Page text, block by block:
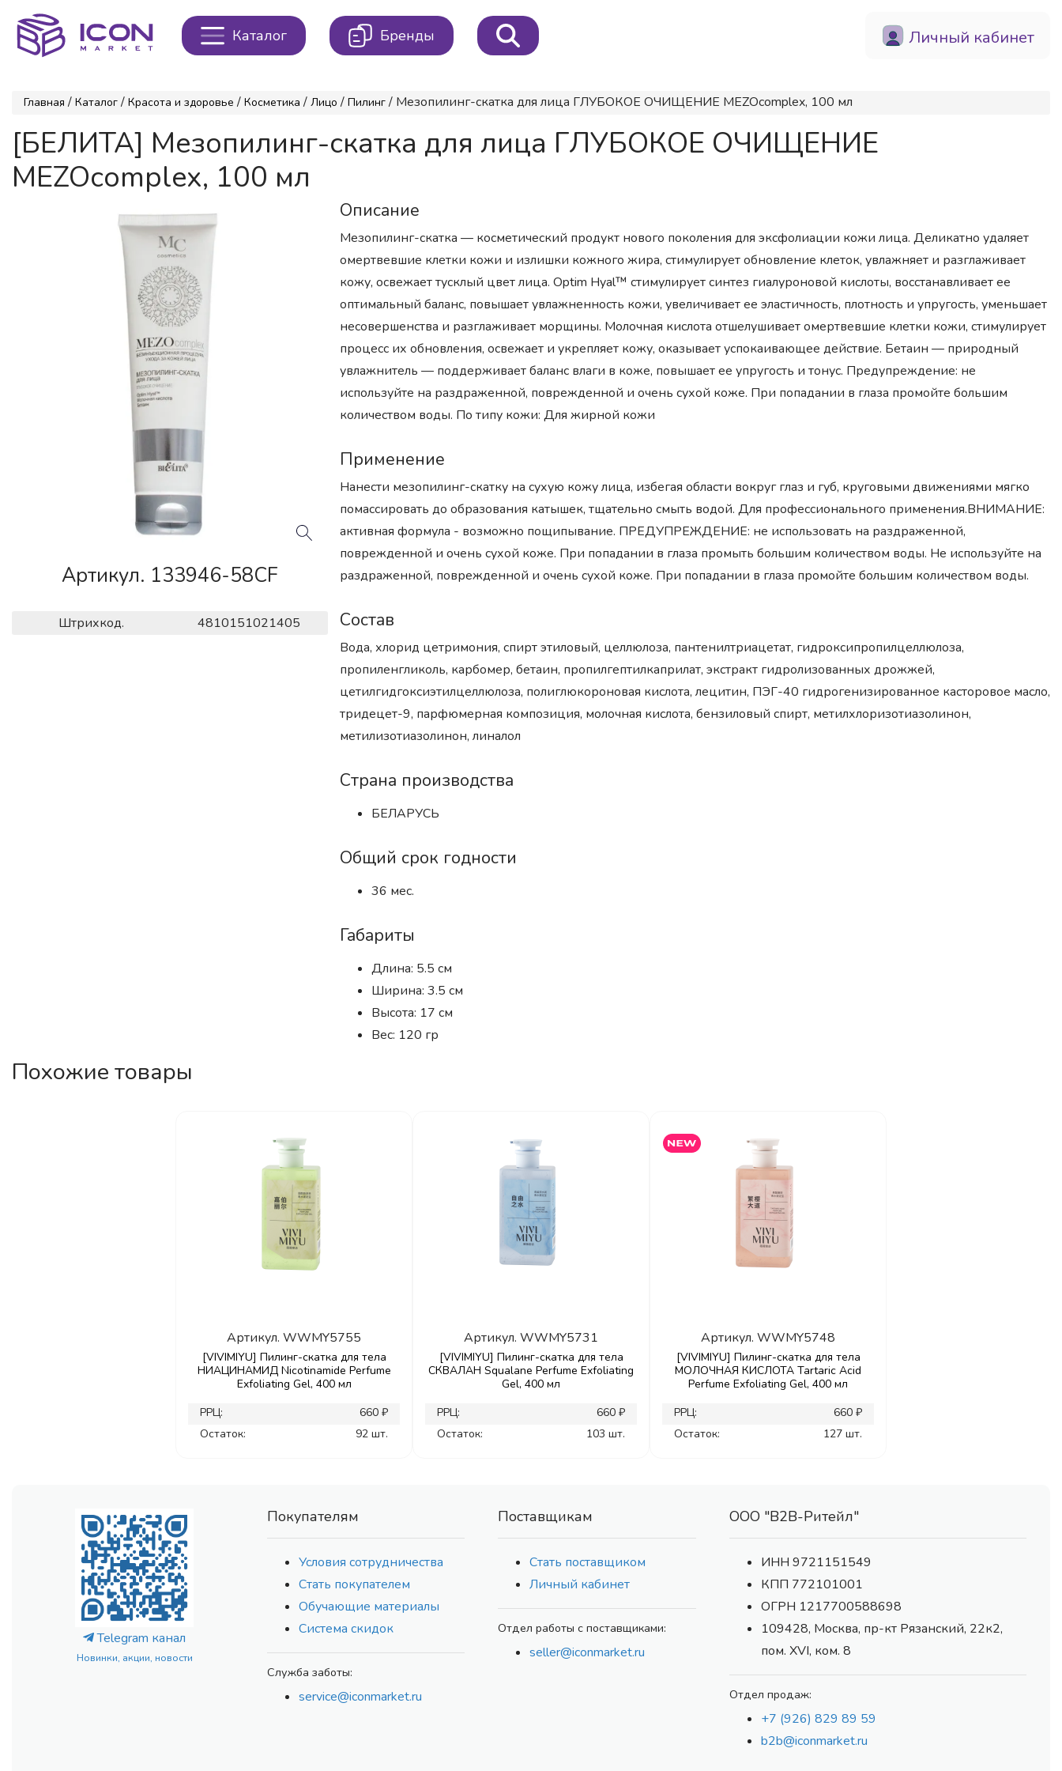
Каталог Бренды Личный кабинет
Главная / Каталог / Красота и здоровье / Косметика / Лицо / Пилинг / Мезопилинг-скатка для лица ГЛУБОКОЕ ОЧИЩЕНИЕ MEZOcomplex, 100 мл
[БЕЛИТА] Мезопилинг-скатка для лица ГЛУБОКОЕ ОЧИЩЕНИЕ
MEZOcomplex, 100 мл
Артикул. 133946-58CF
Штрихкод. 4810151021405
Описание
Мезопилинг-скатка — косметический продукт нового поколения для эксфолиации кожи лица. Деликатно удаляет
омертвевшие клетки кожи и излишки кожного жира, стимулирует обновление клеток, увлажняет и разглаживает
кожу, освежает тусклый цвет лица. Optim Hyal™ стимулирует синтез гиалуроновой кислоты, восстанавливает ее
оптимальный баланс, повышает увлажненность кожи, увеличивает ее эластичность, плотность и упругость, уменьшает
несовершенства и разглаживает морщины. Молочная кислота отшелушивает омертвевшие клетки кожи, стимулирует
процесс их обновления, освежает и укрепляет кожу, оказывает успокаивающее действие. Бетаин — природный
увлажнитель — поддерживает баланс влаги в коже, повышает ее упругость и тонус. Предупреждение: не
используйте на раздраженной, поврежденной и очень сухой коже. При попадании в глаза промойте большим
количеством воды. По типу кожи: Для жирной кожи
Применение
Нанести мезопилинг-скатку на сухую кожу лица, избегая области вокруг глаз и губ, круговыми движениями мягко
помассировать до образования катышек, тщательно смыть водой. Для профессионального применения.ВНИМАНИЕ:
активная формула - возможно пощипывание. ПРЕДУПРЕЖДЕНИЕ: не использовать на раздраженной,
поврежденной и очень сухой коже. При попадании в глаза промыть большим количеством воды. Не используйте на
раздраженной, поврежденной и очень сухой коже. При попадании в глаза промойте большим количеством воды.
Состав
Вода, хлорид цетримония, спирт этиловый, целлюлоза, пантенилтриацетат, гидроксипропилцеллюлоза,
пропиленгликоль, карбомер, бетаин, пропилгептилкаприлат, экстракт гидролизованных дрожжей,
цетилгидгоксиэтилцеллюлоза, полиглюкороновая кислота, лецитин, ПЭГ-40 гидрогенизированное касторовое масло,
тридецет-9, парфюмерная композиция, молочная кислота, бензиловый спирт, метилхлоризотиазолинон,
метилизотиазолинон, линалол
Страна производства
БЕЛАРУСЬ
Общий срок годности
36 мес.
Габариты
Длина: 5.5 см
Ширина: 3.5 см
Высота: 17 см
Вес: 120 гр
Похожие товары
Артикул. WWMY5755
[VIVIMIYU] Пилинг-скатка для тела
НИАЦИНАМИД Nicotinamide Perfume
Exfoliating Gel, 400 мл
РРЦ:
660 ₽
Остаток:
92 шт.
Артикул. WWMY5731
[VIVIMIYU] Пилинг-скатка для тела
СКВАЛАН Squalane Perfume Exfoliating
Gel, 400 мл
РРЦ:
660 ₽
Остаток:
103 шт.
Артикул. WWMY5748
[VIVIMIYU] Пилинг-скатка для тела
МОЛОЧНАЯ КИСЛОТА Tartaric Acid
Perfume Exfoliating Gel, 400 мл
РРЦ:
660 ₽
Остаток:
127 шт.
Telegram канал
Новинки, акции, новости
Покупателям
Условия сотрудничества
Стать покупателем
Обучающие материалы
Система скидок
Служба заботы:
service@iconmarket.ru
Поставщикам
Стать поставщиком
Личный кабинет
Отдел работы с поставщиками:
seller@iconmarket.ru
ООО "В2В-Ритейл"
ИНН 9721151549
КПП 772101001
ОГРН 1217700588698
109428, Москва, пр-кт Рязанский, 22к2,
пом. XVI, ком. 8
Отдел продаж:
+7 (926) 829 89 59
b2b@iconmarket.ru